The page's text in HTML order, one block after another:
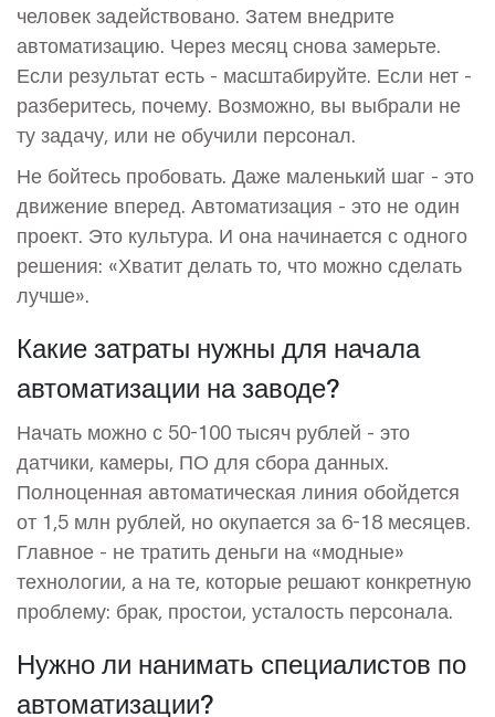
человек задействовано. Затем внедрите
автоматизацию. Через месяц снова замерьте.
Если результат есть - масштабируйте. Если нет -
разберитесь, почему. Возможно, вы выбрали не
ту задачу, или не обучили персонал.
Не бойтесь пробовать. Даже маленький шаг - это
движение вперед. Автоматизация - это не один
проект. Это культура. И она начинается с одного
решения: «Хватит делать то, что можно сделать
лучше».
Какие затраты нужны для начала
автоматизации на заводе?
Начать можно с 50-100 тысяч рублей - это
датчики, камеры, ПО для сбора данных.
Полноценная автоматическая линия обойдется
от 1,5 млн рублей, но окупается за 6-18 месяцев.
Главное - не тратить деньги на «модные»
технологии, а на те, которые решают конкретную
проблему: брак, простои, усталость персонала.
Нужно ли нанимать специалистов по
автоматизации?